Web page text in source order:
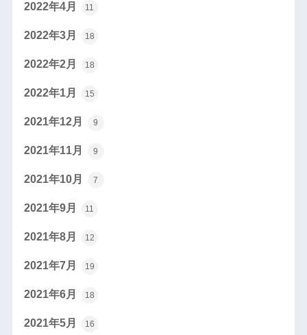
2022年4月 11
2022年3月 18
2022年2月 18
2022年1月 15
2021年12月 9
2021年11月 9
2021年10月 7
2021年9月 11
2021年8月 12
2021年7月 19
2021年6月 18
2021年5月 16